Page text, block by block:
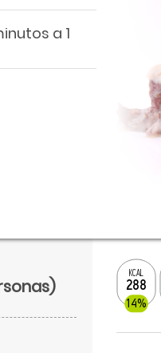
a 1
KCAL
288
14%